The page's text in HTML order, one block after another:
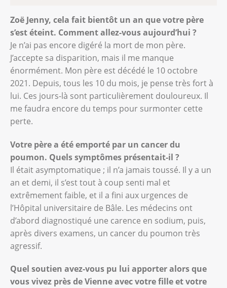
Zoë Jenny, cela fait bientôt un an que votre père
s’est éteint. Comment allez-vous aujourd’hui ?
Je n’ai pas encore digéré la mort de mon père.
J’accepte sa disparition, mais il me manque
énormément. Mon père est décédé le 10 octobre
2021. Depuis, tous les 10 du mois, je pense très fort à
lui. Ces jours-là sont particulièrement douloureux. Il
me faudra encore du temps pour surmonter cette
perte.
Votre père a été emporté par un cancer du
poumon. Quels symptômes présentait-il ?
Il était asymptomatique ; il n’a jamais toussé. Il y a un
an et demi, il s’est tout à coup senti mal et
extrêmement faible, et il a fini aux urgences de
l’Hôpital universitaire de Bâle. Les médecins ont
d’abord diagnostiqué une carence en sodium, puis,
après divers examens, un cancer du poumon très
agressif.
Quel soutien avez-vous pu lui apporter alors que
vous vivez près de Vienne avec votre fille et votre